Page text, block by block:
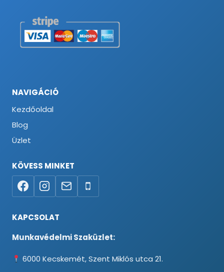
NAVIGÁCIÓ
Kezdőoldal
Blog
Üzlet
KÖVESS MINKET
KAPCSOLAT
Munkavédelmi Szaküzlet:
6000 Kecskemét, Szent Miklós utca 21.